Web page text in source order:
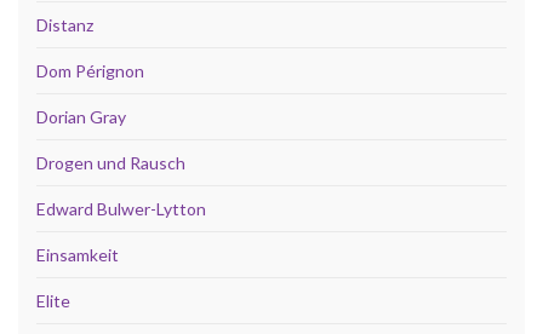
Distanz
Dom Pérignon
Dorian Gray
Drogen und Rausch
Edward Bulwer-Lytton
Einsamkeit
Elite